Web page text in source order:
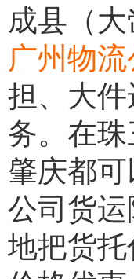
成县（
广州物流
担、大
务。在
肇庆都
公司货
地把货托